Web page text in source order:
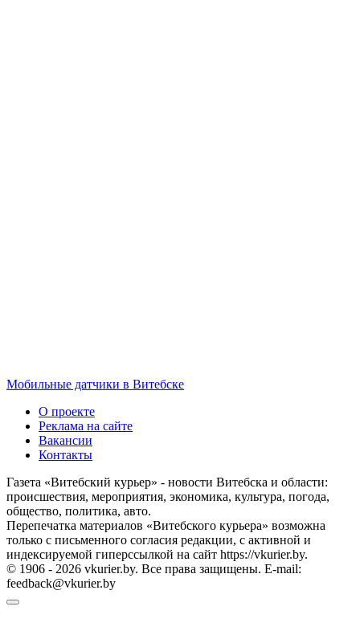
Мобильные датчики в Витебске
О проекте
Реклама на сайте
Вакансии
Контакты
Газета «Витебский курьер» - новости Витебска и области:
происшествия, мероприятия, экономика, культура, погода,
общество, политика, авто.
Перепечатка материалов «Витебского курьера» возможна
только с письменного согласия редакции, с активной и
индексируемой гиперссылкой на сайт https://vkurier.by.
© 1906 - 2026 vkurier.by. Все права защищены. E-mail:
feedback@vkurier.by